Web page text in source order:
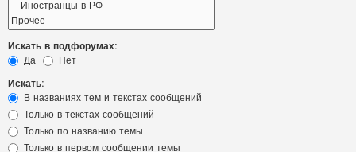
Искать в подфорумах:
Да
Нет
Искать:
В названиях тем и текстах сообщений
Только в текстах сообщений
Только по названию темы
Только в первом сообщении темы